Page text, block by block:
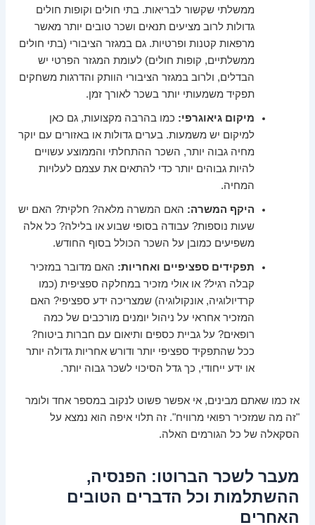
ממשלתי שקשור לבריאות. בתי חולים וקופות חולים
גדולות לרוב מציעים תנאים ושכר טובים יותר מאשר
מרפאות קטנות ופרטיות. גם במגזר הציבורי (בתי חולים
ממשלתיים, קופות חולים) לעומת המגזר הפרטי יש
הבדלים, ולרוב במגזר הציבורי הוותק והדרגות משחקים
תפקיד משמעותי יותר בשכר לאורך זמן.
מיקום גיאוגרפי: כמו בהרבה מקצועות, גם כאן
למיקום יש משמעות. בערים גדולות או באזורים עם יוקר
מחיה גבוה יותר, השכר ההתחלתי והממוצע עשויים
להיות גבוהים יותר כדי להתאים את עצמם לעלויות
המחיה.
היקף המשרה: האם המשרה מלאה? חלקית? האם יש
שעות נוספות? עבודה בסופי שבוע או בלילה? כל אלה
משפיעים כמובן על השכר הכולל בסוף החודש.
תפקידים ספציפיים ואחריות: האם מדובר במזכיר
קבלה רגיל? או אולי מזכיר במחלקה ספציפית (כמו
קרדיולוגיה, אונקולוגיה) שמצריכה ידע ספציפי? האם
המזכיר אחראי על ניהול יומנים מורכבים של כמה
רופאים? על גביית כספים ותיאום עם חברות ביטוח?
ככל שהתפקיד ספציפי יותר ודורש אחריות גדולה יותר
או ידע ייחודי, כך גדל הסיכוי לשכר גבוה יותר.
אז כמו שאתם מבינים, אי אפשר פשוט לנקוב במספר אחד ולומר
"זה מה שמזכיר רפואי מרוויח". זה תלוי איפה הוא נמצא על
הסקאלה של כל הגורמים האלה.
מעבר לשכר הברוטו: הפנסיה,
ההשתלמות וכל הדברים הטובים
האחרים